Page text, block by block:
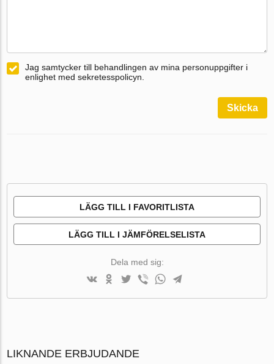
Jag samtycker till behandlingen av mina personuppgifter i
enlighet med sekretesspolicyn.
Skicka
LÄGG TILL I FAVORITLISTA
LÄGG TILL I JÄMFÖRELSELISTA
Dela med sig:
LIKNANDE ERBJUDANDE